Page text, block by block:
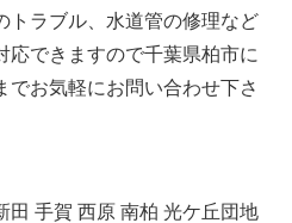
トラブル、水道管の修理など
応できますので千葉県柏市に
でお気軽にお問い合わせ下さ
田 手賀 西原 南柏 光ケ丘団地